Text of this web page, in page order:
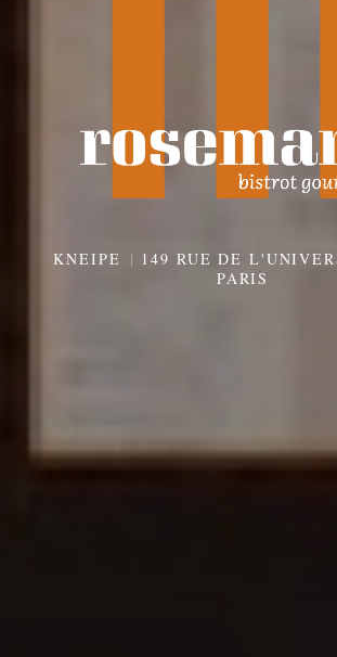
KNEIPE
149 RUE DE
PARIS